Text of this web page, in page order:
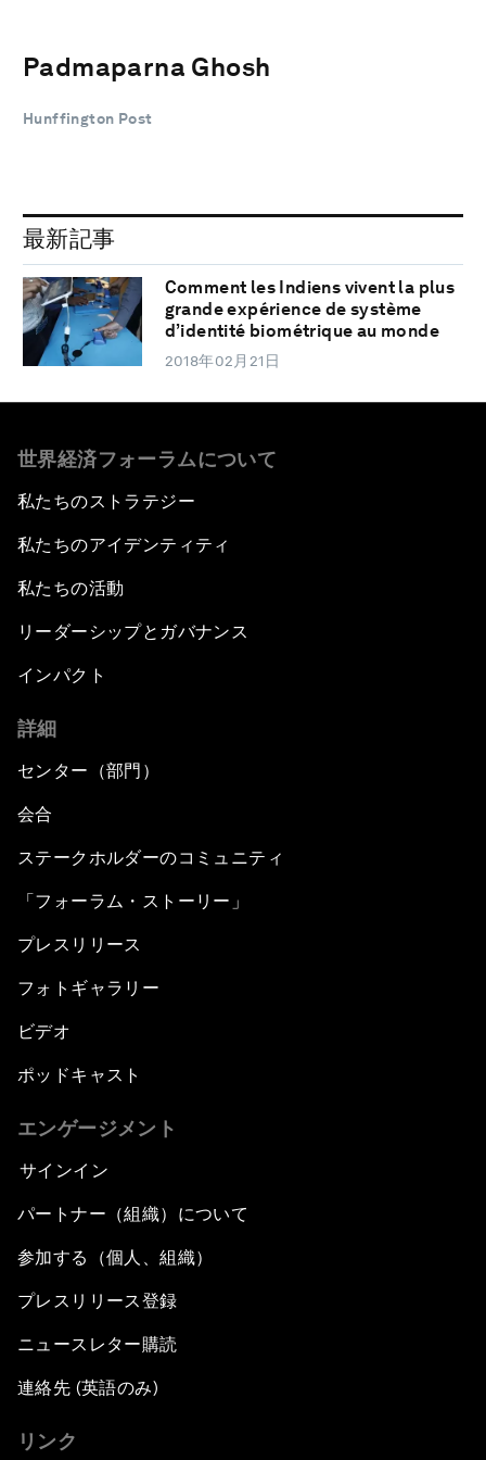
Padmaparna Ghosh
Hunffington Post
最新記事
Comment les Indiens vivent la plus
grande expérience de système
d’identité biométrique au monde
2018年02月21日
世界経済フォーラムについて
私たちのストラテジー
私たちのアイデンティティ
私たちの活動
リーダーシップとガバナンス
インパクト
詳細
センター（部門）
会合
ステークホルダーのコミュニティ
「フォーラム・ストーリー」
プレスリリース
フォトギャラリー
ビデオ
ポッドキャスト
エンゲージメント
サインイン
パートナー（組織）について
参加する（個人、組織）
プレスリリース登録
ニュースレター購読
連絡先 (英語のみ)
リンク